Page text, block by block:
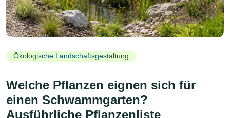
Ökologische Landschaftsgestaltung
Welche Pflanzen eignen sich für
einen Schwammgarten?
Ausführliche Pflanzenliste